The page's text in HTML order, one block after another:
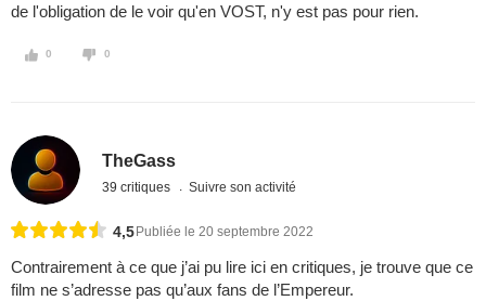
de l'obligation de le voir qu'en VOST, n'y est pas pour rien.
0 0
TheGass
39 critiques Suivre son activité
4,5 Publiée le 20 septembre 2022
Contrairement à ce que j’ai pu lire ici en critiques, je trouve que ce
film ne s’adresse pas qu’aux fans de l’Empereur.